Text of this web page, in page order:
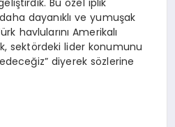
Bu özel iplik
dayanıklı ve yumuşak
havlularını Amerikalı
sektördeki lider konumunu
diyerek sözlerine